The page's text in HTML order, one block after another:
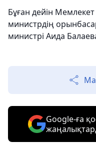
Бұған дейін
министрдің
министрі Аида
Google-ға